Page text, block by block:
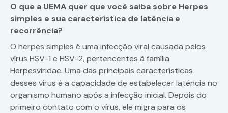
O que a UEMA quer que você saiba sobre Herpes
simples e sua característica de latência e
recorrência?
O herpes simples é uma infecção viral causada pelos
vírus HSV-1 e HSV-2, pertencentes à família
Herpesviridae. Uma das principais características
desses vírus é a capacidade de estabelecer latência no
organismo humano após a infecção inicial. Depois do
primeiro contato com o vírus, ele migra para os